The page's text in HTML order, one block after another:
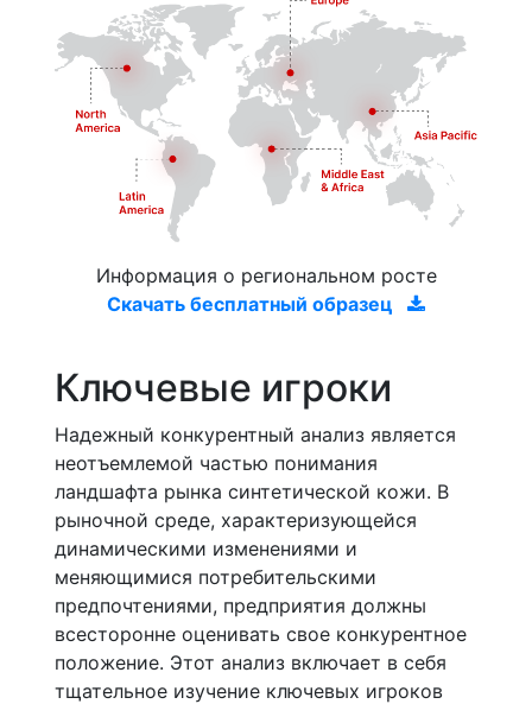
Информация о региональном росте
Скачать бесплатный образец
Ключевые игроки
Надежный конкурентный анализ является
неотъемлемой частью понимания
ландшафта рынка синтетической кожи. В
рыночной среде, характеризующейся
динамическими изменениями и
меняющимися потребительскими
предпочтениями, предприятия должны
всесторонне оценивать свое конкурентное
положение. Этот анализ включает в себя
тщательное изучение ключевых игроков